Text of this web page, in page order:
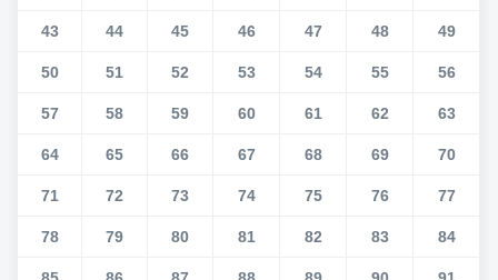
43 44 45 46 47 48 49
50 51 52 53 54 55 56
57 58 59 60 61 62 63
64 65 66 67 68 69 70
71 72 73 74 75 76 77
78 79 80 81 82 83 84